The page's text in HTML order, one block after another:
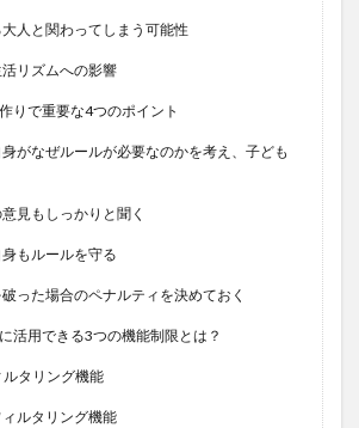
人と関わってしまう可能性
リズムへの影響
りで重要な4つのポイント
がなぜルールが必要なのかを考え、子ども
見もしっかりと聞く
もルールを守る
った場合のペナルティを決めておく
活用できる3つの機能制限とは？
タリング機能
ルタリング機能